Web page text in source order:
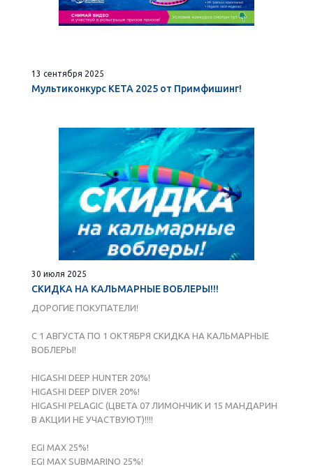
13 сентября 2025
Мультиконкурс КЕТА 2025 от Примфишинг!
30 июля 2025
СКИДКА НА КАЛЬМАРНЫЕ ВОБЛЕРЫ!!!
ДОРОГИЕ ПОКУПАТЕЛИ!
С 1 АВГУСТА ПО 1 ОКТЯБРЯ СКИДКА НА КАЛЬМАРНЫЕ
ВОБЛЕРЫ!
HIGASHI DEEP HUNTER 20%!
HIGASHI DEEP DIVER 20%!
HIGASHI PELAGIC (ЦВЕТА 07 ЛИМОНЧИК И 15 МАНДАРИН
В АКЦИИ НЕ УЧАСТВУЮТ)!!!!
EGI MAX 25%!
EGI MAX SUBMARINO 25%!